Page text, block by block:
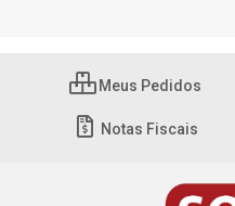
Meus Pedidos
Notas Fiscais